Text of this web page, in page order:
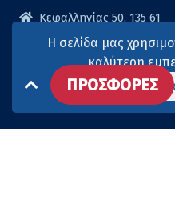
Κεφαλληνίας 50, 135 61
Άγιοι Ανάργυροι
210 2614316
210 2615904
info@aqua-marina.gr
ΠΡΟΣΦΟΡΕΣ
Η σελίδα μας
καλύτερη
Το